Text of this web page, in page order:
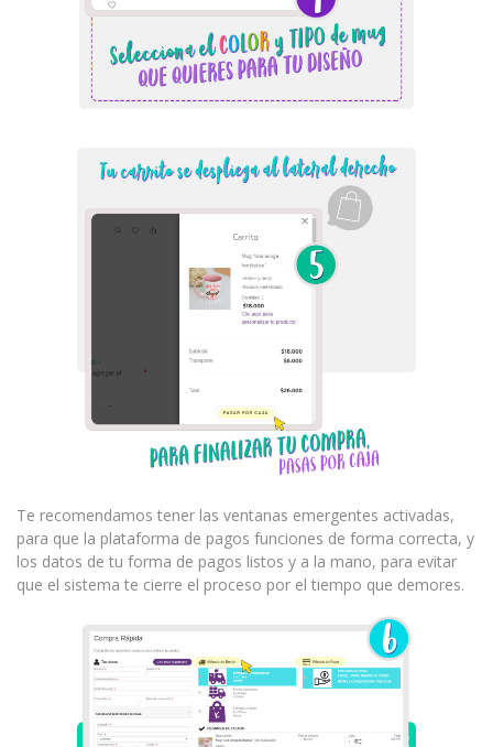
Te recomendamos tener las ventanas emergentes activadas,
para que la plataforma de pagos funciones de forma correcta, y
los datos de tu forma de pagos listos y a la mano, para evitar
que el sistema te cierre el proceso por el tiempo que demores.